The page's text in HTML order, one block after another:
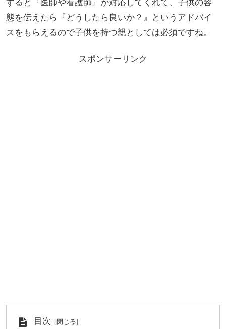
すると『医師や看護師』が対応してくれて、子供の容
態を伝えたら『どうしたら良いか？』というアドバイ
スをもらえるので子供を持つ親としては必須ですね。
スポンサーリンク
目次